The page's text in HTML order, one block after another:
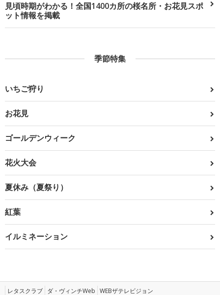
見頃時期がわかる！全国1400カ所の桜名所・お花見スポ
ット情報を掲載
季節特集
いちご狩り
お花見
ゴールデンウィーク
花火大会
夏休み（夏祭り）
紅葉
イルミネーション
レタスクラブ ダ・ヴィンチWeb WEBザテレビジョン